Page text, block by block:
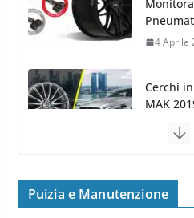
MAK
16
MAK
24
8 Aprile
Puizia e Manutenzione